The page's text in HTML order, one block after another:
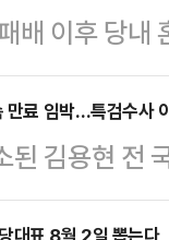
배 이후 당내
김천 3선으
대통령을 비
온다.국민의
회를 소집했
만료 임박…특검수
된 김용현 전
전 장관 외